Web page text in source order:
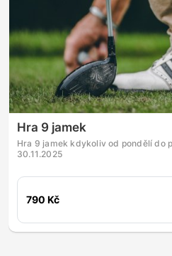
Hra 9 jamek
Hra 9 jamek kdykoliv od pondělí do
30.11.2025
790 Kč